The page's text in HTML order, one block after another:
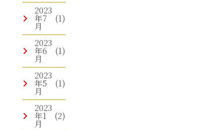
2023
年7
月
(1)
2023
年6
月
(1)
2023
年5
月
(1)
2023
年1
月
(2)